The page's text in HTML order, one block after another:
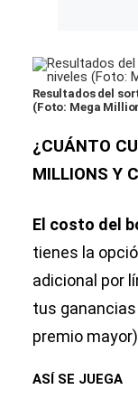
Resultados del
(Foto: Mega
¿CUÁNTO
MILLIONS Y
El costo del
tienes la
adicional por
tus
premio
ASÍ SE JUEGA